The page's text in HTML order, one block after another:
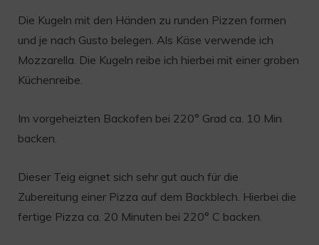
Die Kugeln mit den Händen zu runden Pizzen formen
und je nach Gusto belegen. Als Käse verwende ich
Mozzarella. Die Kugeln reibe ich hierbei mit einer groben
Küchenreibe.
Im vorgeheizten Backofen bei 220° Grad ca. 10 Min
backen.
Dieser Teig eignet sich sehr gut auch für die
Zubereitung einer Pizza auf dem Backblech. Hierbei die
fertige Pizza ca. 20 Minuten bei 220° C backen.